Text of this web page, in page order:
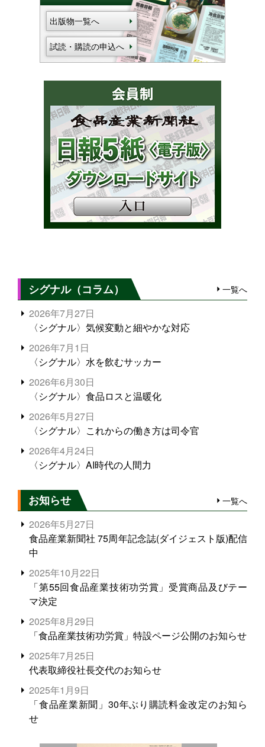
出版物一覧へ
試読・購読の申込へ
シグナル（コラム） 一覧へ
2026年7月27日
〈シグナル〉気候変動と細やかな対応
2026年7月1日
〈シグナル〉水を飲むサッカー
2026年6月30日
〈シグナル〉食品ロスと温暖化
2026年5月27日
〈シグナル〉これからの働き方は司令官
2026年4月24日
〈シグナル〉AI時代の人間力
お知らせ 一覧へ
2026年5月27日
食品産業新聞社 75周年記念誌(ダイジェスト版)配信
中
2025年10月22日
「第55回食品産業技術功労賞」受賞商品及びテー
マ決定
2025年8月29日
「食品産業技術功労賞」特設ページ公開のお知らせ
2025年7月25日
代表取締役社長交代のお知らせ
2025年1月9日
「食品産業新聞」30年ぶり購読料金改定のお知ら
せ